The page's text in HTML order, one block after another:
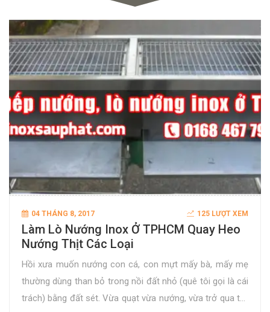
04 THÁNG 8, 2017 125 LƯỢT XEM
Làm Lò Nướng Inox Ở TPHCM Quay Heo
Nướng Thịt Các Loại
Hồi xưa muốn nướng con cá, con mựt mấy bà, mấy mẹ
thường dùng than bỏ trong nồi đất nhỏ (quê tôi gọi là cái
trách) bằng đất sét. Vừa quạt vừa nướng, vừa trở qua trở